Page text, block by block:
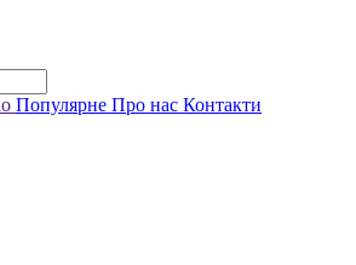
Популярне Про нас Контакти